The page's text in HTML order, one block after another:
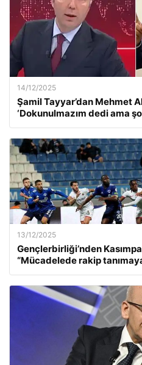
14/12/2025
Şamil Tayyar’dan Mehmet
‘Dokunulmazım dedi ama
13/12/2025
Gençlerbirliği’nden
“Mücadelede rakip